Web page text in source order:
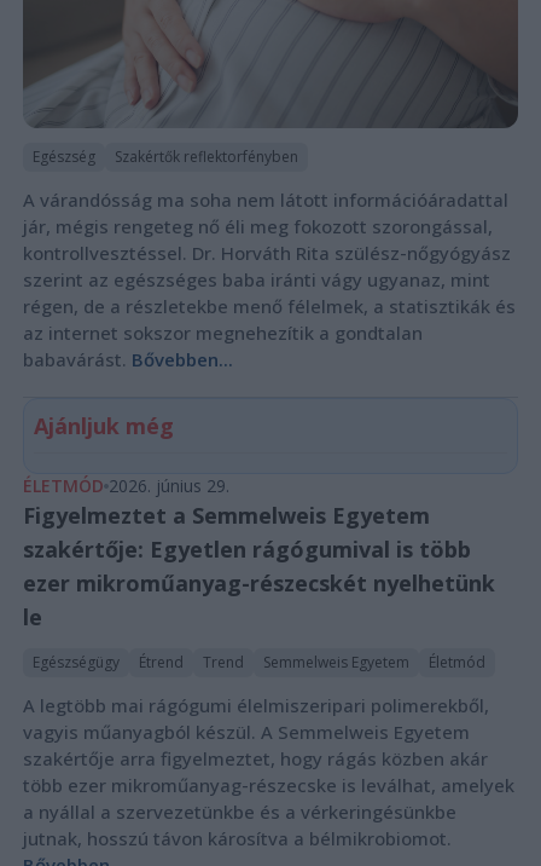
Egészség Szakértők reflektorfényben
A várandósság ma soha nem látott információáradattal
jár, mégis rengeteg nő éli meg fokozott szorongással,
kontrollvesztéssel. Dr. Horváth Rita szülész-nőgyógyász
szerint az egészséges baba iránti vágy ugyanaz, mint
régen, de a részletekbe menő félelmek, a statisztikák és
az internet sokszor megnehezítik a gondtalan
babavárást. Bővebben...
Ajánljuk még
ÉLETMÓD 2026. június 29.
Figyelmeztet a Semmelweis Egyetem
szakértője: Egyetlen rágógumival is több
ezer mikroműanyag-részecskét nyelhetünk
le
Egészségügy Étrend Trend Semmelweis Egyetem Életmód
A legtöbb mai rágógumi élelmiszeripari polimerekből,
vagyis műanyagból készül. A Semmelweis Egyetem
szakértője arra figyelmeztet, hogy rágás közben akár
több ezer mikroműanyag-részecske is leválhat, amelyek
a nyállal a szervezetünkbe és a vérkeringésünkbe
jutnak, hosszú távon károsítva a bélmikrobiomot.